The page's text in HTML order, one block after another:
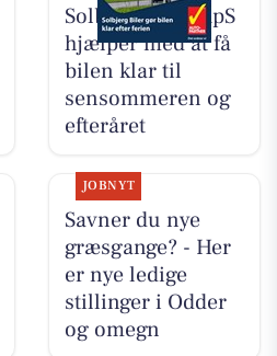
Solbjerg Biler ApS
hjælper med at få
bilen klar til
sensommeren og
efteråret
JOBNYT
Savner du nye
græsgange? - Her
er nye ledige
stillinger i Odder
og omegn